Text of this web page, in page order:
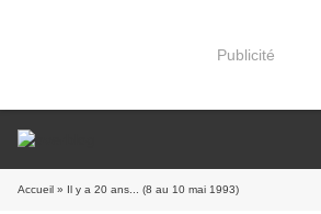
Publicité
Accueil » Il y a 20 ans... (8 au 10 mai 1993)